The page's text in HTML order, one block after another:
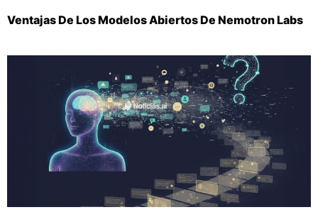
Ventajas De Los Modelos Abiertos De Nemotron Labs